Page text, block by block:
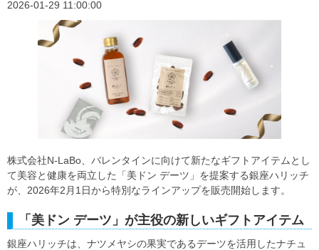
2026-01-29 11:00:00
株式会社N-LaBo、バレンタインに向けて新たなギフトアイテムとし
て美容と健康を両立した「美ドン デーツ」を提案する銀座ハリッチ
が、2026年2月1日から特別なラインアップを販売開始します。
「美ドン デーツ」が主役の新しいギフトアイテム
銀座ハリッチは、ナツメヤシの果実であるデーツを活用したナチュ